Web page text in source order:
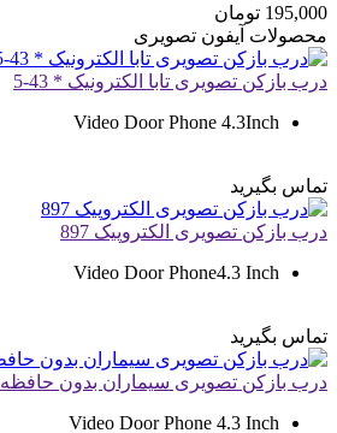
195,000 تومان
محصولات آیفون تصویری
درب بازکن تصویری تابا الکترونیک * 43-5
Video Door Phone 4.3Inch
تماس بگیرید
درب بازکن تصویری الکتروپیک 897
Video Door Phone4.3 Inch
تماس بگیرید
درب بازکن تصویری سیماران بدون حافظهHS-43FL
Video Door Phone 4.3 Inch